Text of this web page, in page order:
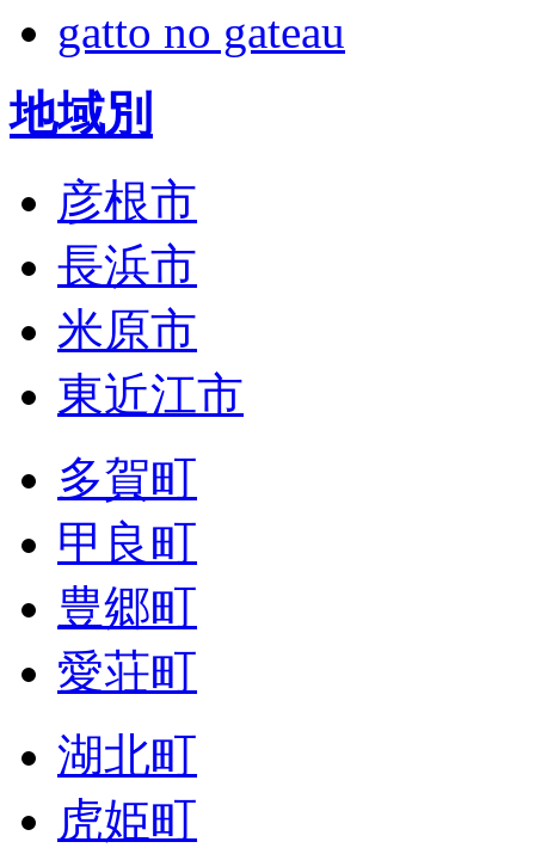
gatto no gateau
地域別
彦根市
長浜市
米原市
東近江市
多賀町
甲良町
豊郷町
愛荘町
湖北町
虎姫町